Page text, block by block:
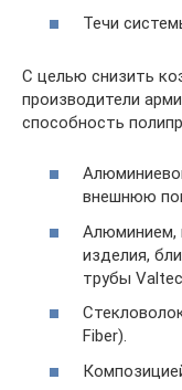
Течи
С целью снизить
производители
способность
внешнюю
Алюминием,
изделия,
трубы
Fiber).